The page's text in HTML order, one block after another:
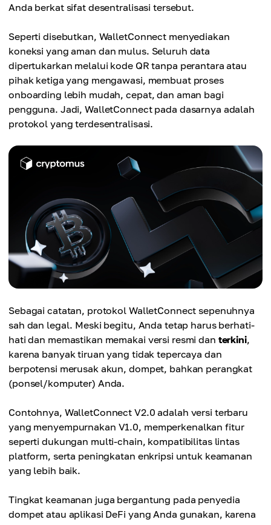
Anda berkat sifat desentralisasi tersebut.
Seperti disebutkan, WalletConnect menyediakan
koneksi yang aman dan mulus. Seluruh data
dipertukarkan melalui kode QR tanpa perantara atau
pihak ketiga yang mengawasi, membuat proses
onboarding lebih mudah, cepat, dan aman bagi
pengguna. Jadi, WalletConnect pada dasarnya adalah
protokol yang terdesentralisasi.
Sebagai catatan, protokol WalletConnect sepenuhnya
sah dan legal. Meski begitu, Anda tetap harus berhati-
hati dan memastikan memakai versi resmi dan terkini,
karena banyak tiruan yang tidak tepercaya dan
berpotensi merusak akun, dompet, bahkan perangkat
(ponsel/komputer) Anda.
Contohnya, WalletConnect V2.0 adalah versi terbaru
yang menyempurnakan V1.0, memperkenalkan fitur
seperti dukungan multi-chain, kompatibilitas lintas
platform, serta peningkatan enkripsi untuk keamanan
yang lebih baik.
Tingkat keamanan juga bergantung pada penyedia
dompet atau aplikasi DeFi yang Anda gunakan, karena